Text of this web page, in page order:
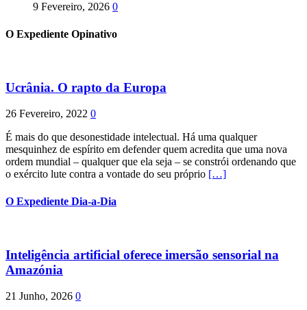
9 Fevereiro, 2026 0
O Expediente Opinativo
Ucrânia. O rapto da Europa
26 Fevereiro, 2022 0
É mais do que desonestidade intelectual. Há uma qualquer
mesquinhez de espírito em defender quem acredita que uma nova
ordem mundial – qualquer que ela seja – se constrói ordenando que
o exército lute contra a vontade do seu próprio […]
O Expediente Dia-a-Dia
Inteligência artificial oferece imersão sensorial na
Amazónia
21 Junho, 2026 0